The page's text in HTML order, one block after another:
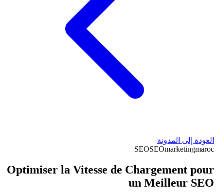
العودة إلى المدونة
SEOSEOmarketingmaroc
Optimiser la Vitesse de Chargement pour
un Meilleur SEO